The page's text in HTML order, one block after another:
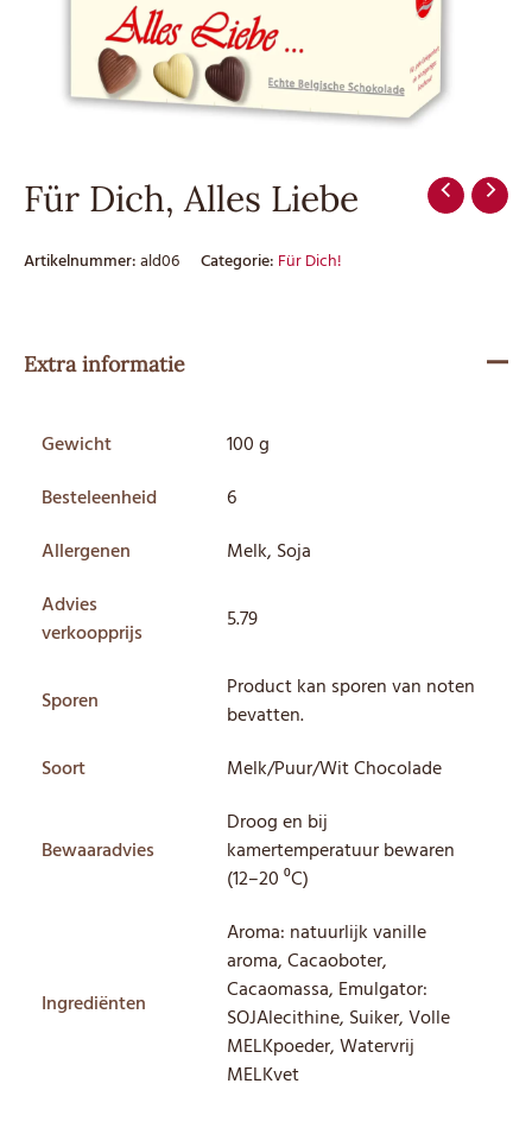
Für Dich, Alles Liebe
Artikelnummer:ald06 Categorie: Für Dich!
Extra informatie
Gewicht
100 g
Besteleenheid
6
Allergenen
Melk, Soja
Advies
verkoopprijs
5.79
Sporen
Product kan sporen van noten
bevatten.
Soort
Melk/Puur/Wit Chocolade
Bewaaradvies
Droog en bij
kamertemperatuur bewaren
(12–20 ⁰C)
Ingrediënten
Aroma: natuurlijk vanille
aroma, Cacaoboter,
Cacaomassa, Emulgator:
SOJAlecithine, Suiker, Volle
MELKpoeder, Watervrij
MELKvet